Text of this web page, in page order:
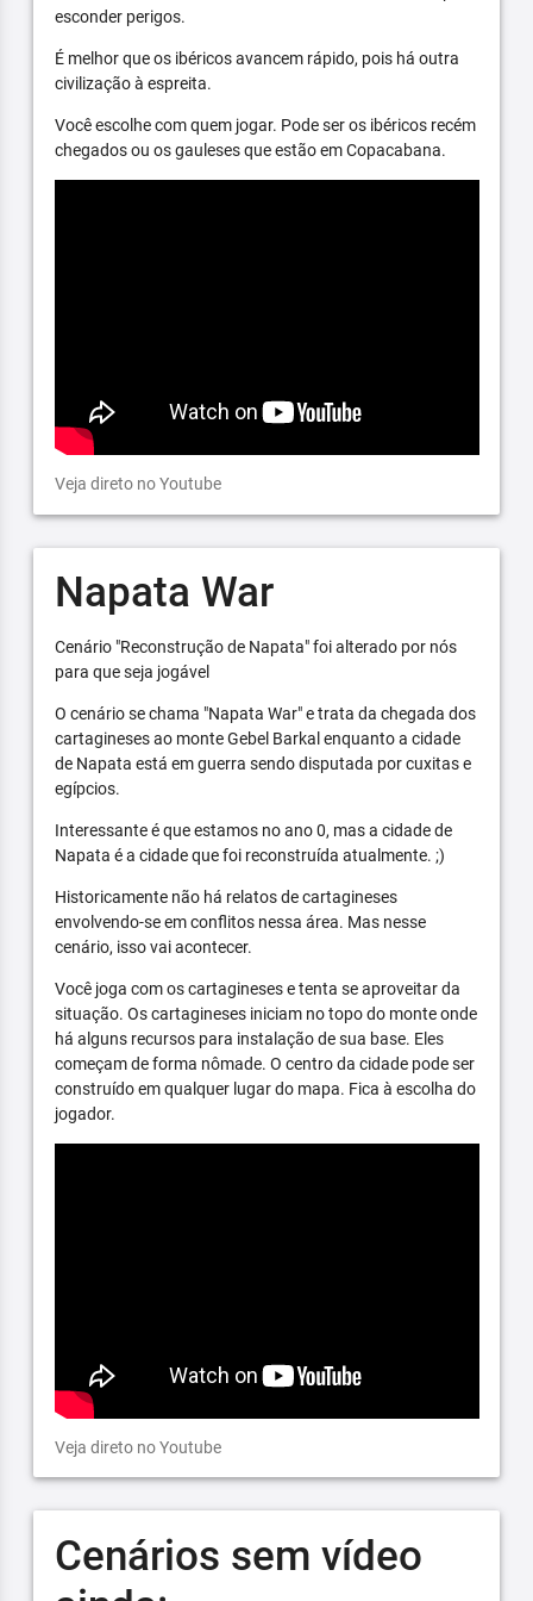
esconder perigos.
É melhor que os ibéricos avancem rápido, pois há outra
civilização à espreita.
Você escolhe com quem jogar. Pode ser os ibéricos recém
chegados ou os gauleses que estão em Copacabana.
Veja direto no Youtube
Napata War
Cenário "Reconstrução de Napata" foi alterado por nós
para que seja jogável
O cenário se chama "Napata War" e trata da chegada dos
cartagineses ao monte Gebel Barkal enquanto a cidade
de Napata está em guerra sendo disputada por cuxitas e
egípcios.
Interessante é que estamos no ano 0, mas a cidade de
Napata é a cidade que foi reconstruída atualmente. ;)
Historicamente não há relatos de cartagineses
envolvendo-se em conflitos nessa área. Mas nesse
cenário, isso vai acontecer.
Você joga com os cartagineses e tenta se aproveitar da
situação. Os cartagineses iniciam no topo do monte onde
há alguns recursos para instalação de sua base. Eles
começam de forma nômade. O centro da cidade pode ser
construído em qualquer lugar do mapa. Fica à escolha do
jogador.
Veja direto no Youtube
Cenários sem vídeo